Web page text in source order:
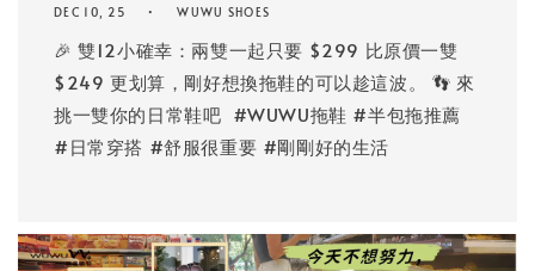
DEC 10, 25 WUWU SHOES
🎉 雙12小確幸：兩雙一起只要 $299 比原價一雙
$249 更划算，剛好想換拖鞋的可以趁這波。 👣 來
挑一雙你的日常鞋吧 ​ #WUWU拖鞋 #半包拖推薦
#日常穿搭 #舒服很重要 #剛剛好的生活